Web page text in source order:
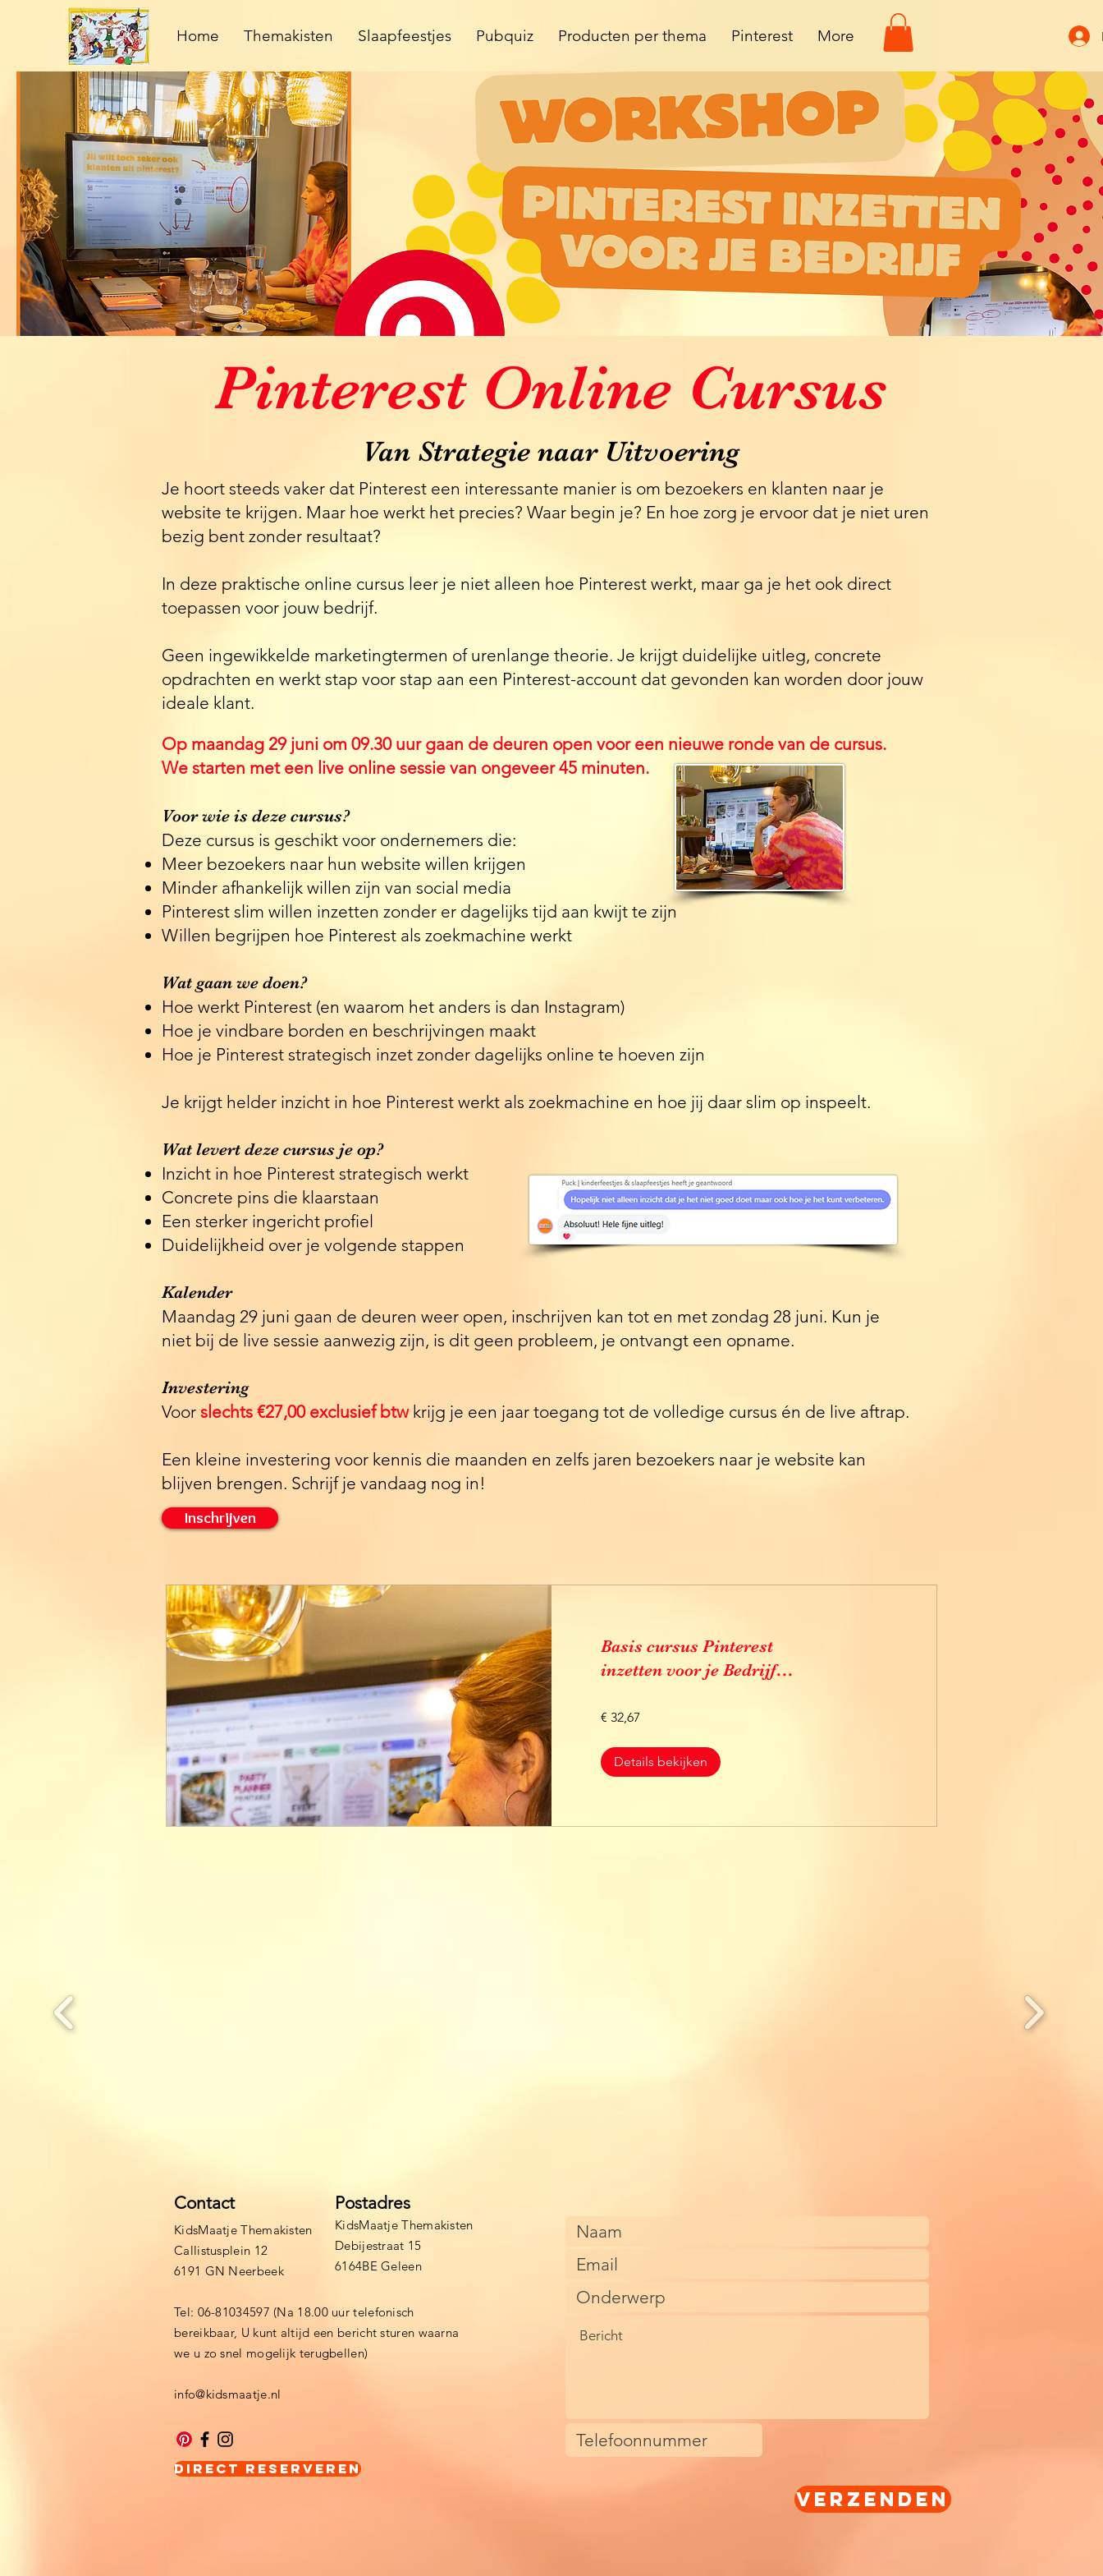
Home Themakisten Slaapfeestjes Pubquiz Producten per thema Pinterest More
Pinterest Online Cursus
Van Strategie naar Uitvoering
Je hoort steeds vaker dat Pinterest een interessante manier is om bezoekers en klanten naar je
website te krijgen. Maar hoe werkt het precies? Waar begin je? En hoe zorg je ervoor dat je niet uren
bezig bent zonder resultaat?
In deze praktische online cursus leer je niet alleen hoe Pinterest werkt, maar ga je het ook direct
toepassen voor jouw bedrijf.
Geen ingewikkelde marketingtermen of urenlange theorie. Je krijgt duidelijke uitleg, concrete
opdrachten en werkt stap voor stap aan een Pinterest-account dat gevonden kan worden door jouw
ideale klant.
​Op maandag 29 juni om 09.30 uur gaan de deuren open voor een nieuwe ronde van de cursus.
We starten met een live online sessie van ongeveer 45 minuten.
Voor wie is deze cursus?
Deze cursus is geschikt voor ondernemers die:
Meer bezoekers naar hun website willen krijgen
Minder afhankelijk willen zijn van social media
Pinterest slim willen inzetten zonder er dagelijks tijd aan kwijt te zijn
Willen begrijpen hoe Pinterest als zoekmachine werkt
Wat gaan we doen?
Hoe werkt Pinterest (en waarom het anders is dan Instagram)
Hoe je vindbare borden en beschrijvingen maakt
Hoe je Pinterest strategisch inzet zonder dagelijks online te hoeven zijn
Je krijgt helder inzicht in hoe Pinterest werkt als zoekmachine en hoe jij daar slim op inspeelt.
Wat levert deze cursus je op?
Inzicht in hoe Pinterest strategisch werkt
Concrete pins die klaarstaan
Een sterker ingericht profiel
Duidelijkheid over je volgende stappen
Kalender
Maandag 29 juni gaan de deuren weer open, inschrijven kan tot en met zondag 28 juni. Kun je
niet bij de live sessie aanwezig zijn, is dit geen probleem, je ontvangt een opname.
Investering
Voor slechts €27,00 exclusief btwkrijg je een jaar toegang tot de volledige cursus én de live aftrap.
Een kleine investering voor kennis die maanden en zelfs jaren bezoekers naar je website kan
blijven brengen. Schrijf je vandaag nog in!
Inschrijven
Basis cursus Pinterest
inzetten voor je Bedrijf
€ 32,67
Details bekijken
Contact
KidsMaatje Themakisten
Callistusplein 12
6191 GN Neerbeek
Tel: 06-81034597 (Na 18.00 uur telefonisch
bereikbaar, U kunt altijd een bericht sturen waarna
we u zo snel mogelijk terugbellen)
info@kidsmaatje.nl
Direct Reserveren
Verzenden
Postadres
KidsMaatje Themakisten
Debijestraat 15
6164BE Geleen